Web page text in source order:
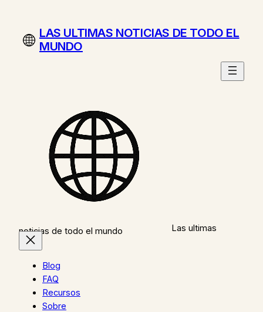
contenidoLAS ULTIMAS NOTICIAS DE TODO EL
MUNDO
Las ultimas
noticias de todo el mundo
Blog
FAQ
Recursos
Sobre